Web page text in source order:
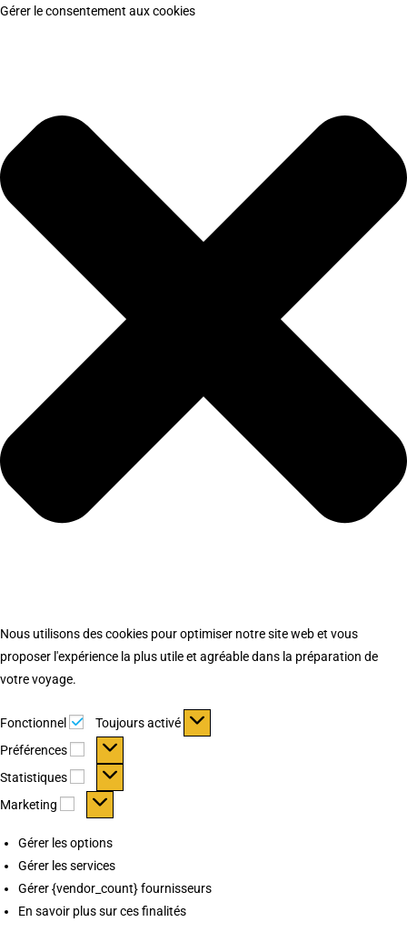
Gérer le consentement aux cookies
Nous utilisons des cookies pour optimiser notre site web et vous
proposer l'expérience la plus utile et agréable dans la préparation de
votre voyage.
Fonctionnel Fonctionnel
Toujours activé
Préférences
Préférences
Statistiques Statistiques
Marketing Marketing
Gérer les options
Gérer les services
Gérer {vendor_count} fournisseurs
En savoir plus sur ces finalités